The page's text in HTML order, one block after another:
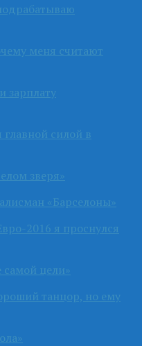
меня считают
зарплату
силой в
зверя»
«Барселоны»
2016 я проснулся
цели»
танцор, но ему